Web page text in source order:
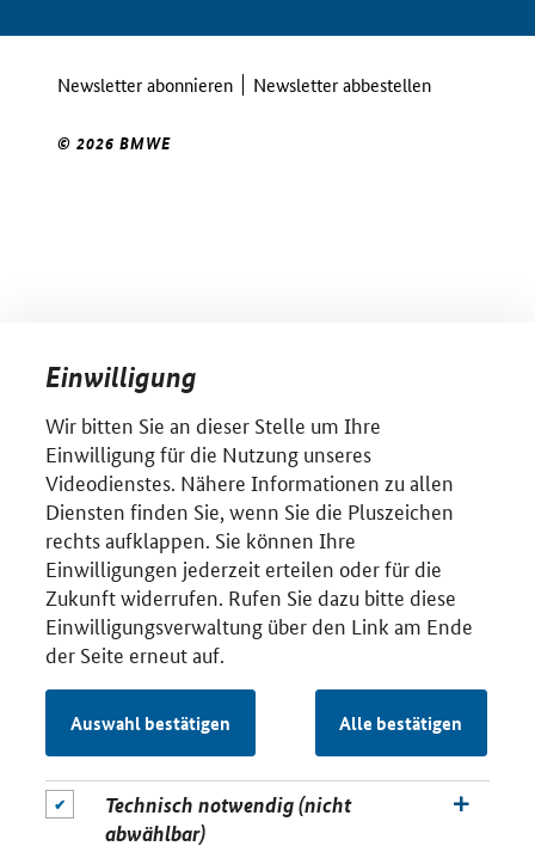
Newsletter abonnieren Newsletter abbestellen
© 2026 BMWE
Einwilligung
Wir bitten Sie an dieser Stelle um Ihre
Einwilligung für die Nutzung unseres
Videodienstes. Nähere Informationen zu allen
Diensten finden Sie, wenn Sie die Pluszeichen
rechts aufklappen. Sie können Ihre
Einwilligungen jederzeit erteilen oder für die
Zukunft widerrufen. Rufen Sie dazu bitte diese
Einwilligungsverwaltung über den Link am Ende
der Seite erneut auf.
Auswahl bestätigen Alle bestätigen
Technisch notwendig (nicht
abwählbar)